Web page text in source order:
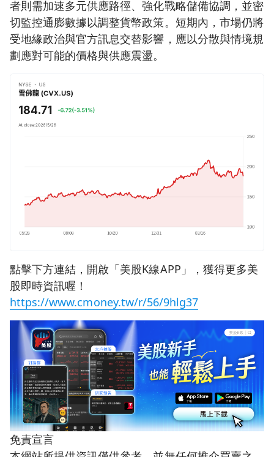
者則需加速多元供應路徑、強化戰略儲備協調，並密
切監控通膨數據以調整貨幣政策。短期內，市場仍將
受地緣政治與官方訊息交替影響，應以分散與情境規
劃應對可能的價格與供應震盪。
點擊下方連結，開啟「美股K線APP」，獲得更多美
股即時資訊喔！
https://www.cmoney.tw/r/56/9hlg37
免責宣言